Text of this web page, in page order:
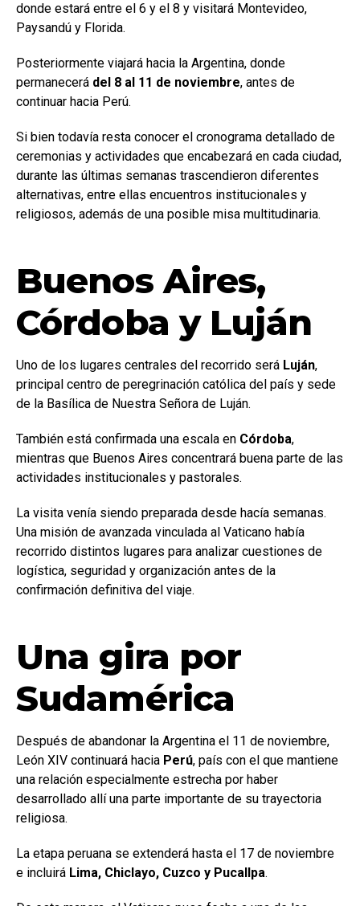
donde estará entre el 6 y el 8 y visitará Montevideo,
Paysandú y Florida.
Posteriormente viajará hacia la Argentina, donde
permanecerá del 8 al 11 de noviembre, antes de
continuar hacia Perú.
Si bien todavía resta conocer el cronograma detallado de
ceremonias y actividades que encabezará en cada ciudad,
durante las últimas semanas trascendieron diferentes
alternativas, entre ellas encuentros institucionales y
religiosos, además de una posible misa multitudinaria.
Buenos Aires,
Córdoba y Luján
Uno de los lugares centrales del recorrido será Luján,
principal centro de peregrinación católica del país y sede
de la Basílica de Nuestra Señora de Luján.
También está confirmada una escala en Córdoba,
mientras que Buenos Aires concentrará buena parte de las
actividades institucionales y pastorales.
La visita venía siendo preparada desde hacía semanas.
Una misión de avanzada vinculada al Vaticano había
recorrido distintos lugares para analizar cuestiones de
logística, seguridad y organización antes de la
confirmación definitiva del viaje.
Una gira por
Sudamérica
Después de abandonar la Argentina el 11 de noviembre,
León XIV continuará hacia Perú, país con el que mantiene
una relación especialmente estrecha por haber
desarrollado allí una parte importante de su trayectoria
religiosa.
La etapa peruana se extenderá hasta el 17 de noviembre
e incluirá Lima, Chiclayo, Cuzco y Pucallpa.